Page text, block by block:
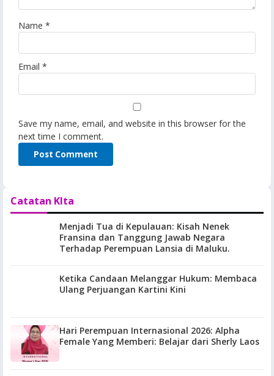
Name *
Email *
Save my name, email, and website in this browser for the
next time I comment.
Catatan KIta
Menjadi Tua di Kepulauan: Kisah Nenek
Fransina dan Tanggung Jawab Negara
Terhadap Perempuan Lansia di Maluku.
Ketika Candaan Melanggar Hukum: Membaca
Ulang Perjuangan Kartini Kini
Hari Perempuan Internasional 2026: Alpha
Female Yang Memberi: Belajar dari Sherly Laos